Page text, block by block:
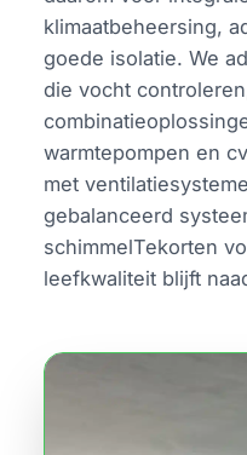
klimaatbeheersing,
goede isolatie. We
die vocht
warmtepompen en
met
gebalanceerd
schimmelTekorten
leefkwaliteit blijft